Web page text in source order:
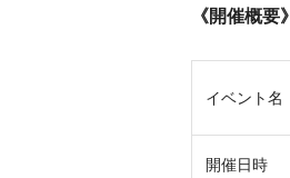
《開催概要》
イベント名
開催日時